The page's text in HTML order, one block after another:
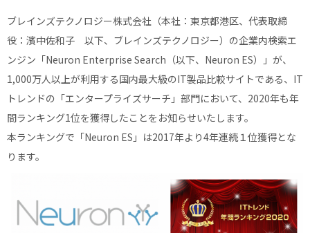
ブレインズテクノロジー株式会社（本社：東京都港区、代表取締
役：濱中佐和子 以下、ブレインズテクノロジー）の企業内検索エ
ンジン「Neuron Enterprise Search（以下、Neuron ES）」が、
1,000万人以上が利用する国内最大級のIT製品比較サイトである、IT
トレンドの「エンタープライズサーチ」部門において、2020年も年
間ランキング1位を獲得したことをお知らせいたします。
本ランキングで「Neuron ES」は2017年より4年連続１位獲得とな
ります。